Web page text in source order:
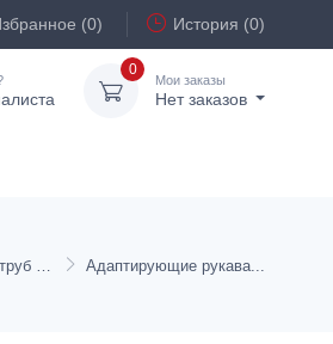
(0) История (0)
0
Мои заказы
Нет заказов
Хомуты (крепления) для труб и шлангов Адаптирующие рукава